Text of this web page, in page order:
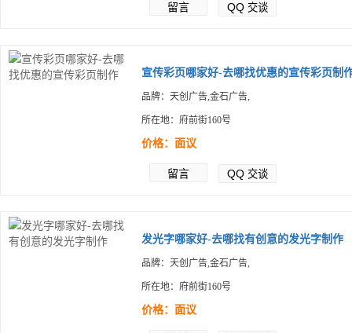
留言 QQ 交谈
宣传彩页哪家好-去哪找优惠的宣传彩页制
品牌：天创广告,金石广告,
所在地：府前街160号
价格：面议
留言 QQ 交谈
发光字哪家好-去哪找有创意的发光字制作
品牌：天创广告,金石广告,
所在地：府前街160号
价格：面议